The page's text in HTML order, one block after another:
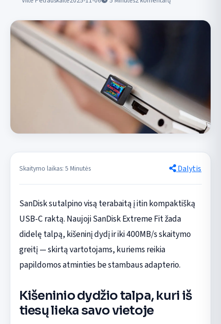
Skaitymo laikas: 5 Minutės Dalytis
SanDisk sutalpino visą terabaitą į itin kompaktišką
USB-C raktą. Naujoji SanDisk Extreme Fit žada
didelę talpą, kišeninį dydį ir iki 400MB/s skaitymo
greitį — skirtą vartotojams, kuriems reikia
papildomos atminties be stambaus adapterio.
Kišeninio dydžio talpa, kuri iš
tiesų lieka savo vietoje